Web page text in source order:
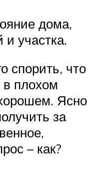
дома,
и участка.
спорить, что
плохом
Ясно
за
– как?